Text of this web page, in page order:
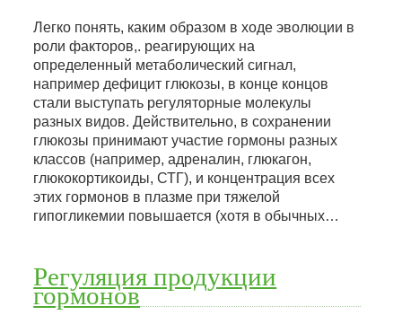
Легко понять, каким образом в ходе эволюции в
роли факторов,. реагирующих на
определенный метаболический сигнал,
например дефицит глюкозы, в конце концов
стали выступать регуляторные молекулы
разных видов. Действительно, в сохранении
глюкозы принимают участие гормоны разных
классов (например, адреналин, глюкагон,
глюкокортикоиды, СТГ), и концентрация всех
этих гормонов в плазме при тяжелой
гипогликемии повышается (хотя в обычных…
Регуляция продукции
гормонов